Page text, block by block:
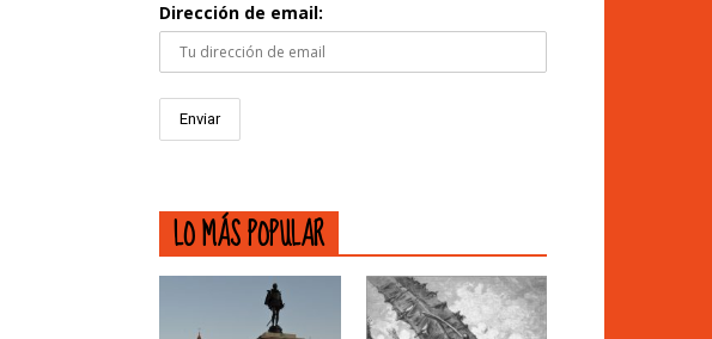
Dirección de email:
LO MÁS POPULAR